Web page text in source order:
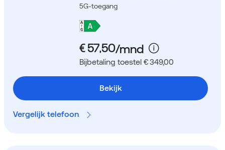
5G-toegang
Bijbetaling toestel € 349,00
Bekijk
Vergelijk telefoon